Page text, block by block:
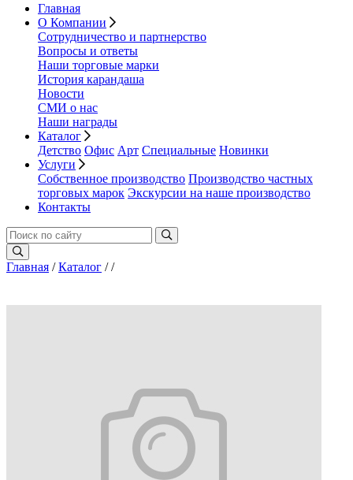
Главная
О Компании
Сотрудничество и партнерство
Вопросы и ответы
Наши торговые марки
История карандаша
Новости
СМИ о нас
Наши награды
Каталог
Детство Офис Арт Специальные Новинки
Услуги
Собственное производство Производство частных
торговых марок Экскурсии на наше производство
Контакты
Главная /Каталог //